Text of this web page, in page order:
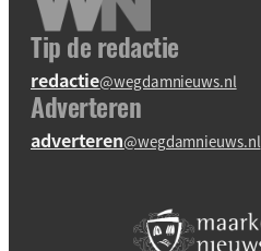
Tip de redactie
redactie@wegdamnieuws.nl
Adverteren
adverteren@wegdamnieuws.nl